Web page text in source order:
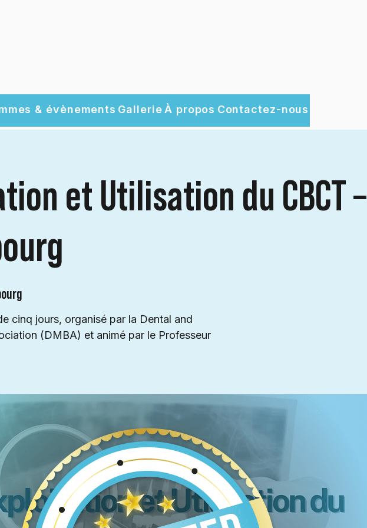
& évènements GallerieÀ propos Contactez-nous
et Utilisation du CBCT –
cinq jours, organisé par la Dental and
(DMBA) et animé par le Professeur